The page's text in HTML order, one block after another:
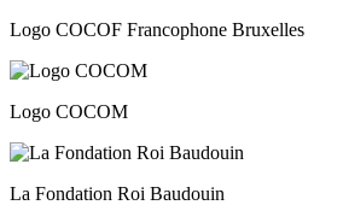
Logo COCOF Francophone Bruxelles
Logo COCOM
La Fondation Roi Baudouin